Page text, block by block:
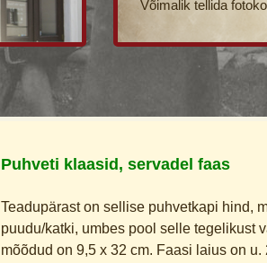
Võimalik tellida
Puhveti klaasid, servadel faas
Teadupärast on sellise puhvetkapi hind,
puudu/katki, umbes pool selle tegelikust
mõõdud on 9,5 x 32 cm. Faasi laius on u.